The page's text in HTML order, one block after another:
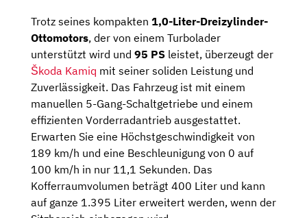
Trotz seines kompakten 1,0-Liter-Dreizylinder-
Ottomotors, der von einem Turbolader
unterstützt wird und 95 PS leistet, überzeugt der
Škoda Kamiq mit seiner soliden Leistung und
Zuverlässigkeit. Das Fahrzeug ist mit einem
manuellen 5-Gang-Schaltgetriebe und einem
effizienten Vorderradantrieb ausgestattet.
Erwarten Sie eine Höchstgeschwindigkeit von
189 km/h und eine Beschleunigung von 0 auf
100 km/h in nur 11,1 Sekunden. Das
Kofferraumvolumen beträgt 400 Liter und kann
auf ganze 1.395 Liter erweitert werden, wenn der